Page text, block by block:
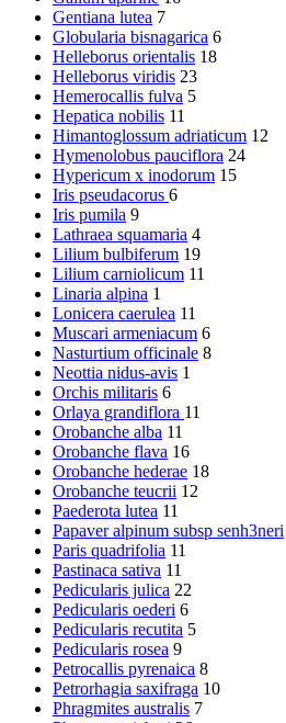
Gentiana lutea 7
Globularia bisnagarica 6
Helleborus orientalis 18
Helleborus viridis 23
Hemerocallis fulva 5
Hepatica nobilis 11
Himantoglossum adriaticum 12
Hymenolobus pauciflora 24
Hypericum x inodorum 15
Iris pseudacorus 6
Iris pumila 9
Lathraea squamaria 4
Lilium bulbiferum 19
Lilium carniolicum 11
Linaria alpina 1
Lonicera caerulea 11
Muscari armeniacum 6
Nasturtium officinale 8
Neottia nidus-avis 1
Orchis militaris 6
Orlaya grandiflora 11
Orobanche alba 11
Orobanche flava 16
Orobanche hederae 18
Orobanche teucrii 12
Paederota lutea 11
Papaver alpinum subsp senh3neri
Paris quadrifolia 11
Pastinaca sativa 11
Pedicularis julica 22
Pedicularis oederi 6
Pedicularis recutita 5
Pedicularis rosea 9
Petrocallis pyrenaica 8
Petrorhagia saxifraga 10
Phragmites australis 7